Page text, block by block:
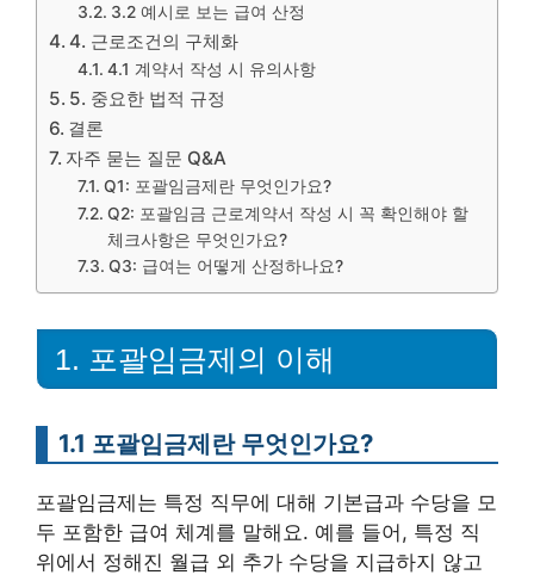
3.2 예시로 보는 급여 산정
4. 근로조건의 구체화
4.1 계약서 작성 시 유의사항
5. 중요한 법적 규정
결론
자주 묻는 질문 Q&A
Q1: 포괄임금제란 무엇인가요?
Q2: 포괄임금 근로계약서 작성 시 꼭 확인해야 할
체크사항은 무엇인가요?
Q3: 급여는 어떻게 산정하나요?
1. 포괄임금제의 이해
1.1 포괄임금제란 무엇인가요?
포괄임금제는 특정 직무에 대해 기본급과 수당을 모
두 포함한 급여 체계를 말해요. 예를 들어, 특정 직
위에서 정해진 월급 외 추가 수당을 지급하지 않고